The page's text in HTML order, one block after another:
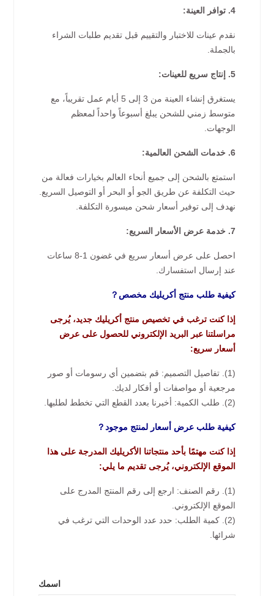
4. توافر العينة:
نقدم عينات للاختبار والتقييم قبل تقديم طلبات الشراء
بالجملة.
5. إنتاج سريع للعينات:
يستغرق إنشاء العينة من 3 إلى 5 أيام عمل تقريباً، مع
متوسط زمني للشحن يبلغ أسبوعاً واحداً لمعظم
الوجهات.
6. خدمات الشحن العالمية:
استمتع بالشحن إلى جميع أنحاء العالم بخيارات فعالة من
حيث التكلفة عن طريق الجو أو البحر أو التوصيل السريع.
نهدف إلى توفير أسعار شحن ميسورة التكلفة.
7. خدمة عرض الأسعار السريع:
احصل على عرض أسعار سريع في غضون 1-8 ساعات
عند إرسال استفسارك.
كيفية طلب منتج أكريليك مخصص？
إذا كنت ترغب في تخصيص منتج أكريليك جديد، يُرجى
مراسلتنا عبر البريد الإلكتروني للحصول على عرض
أسعار سريع:
(1). تفاصيل التصميم: قم بتضمين أي رسومات أو صور
مرجعية أو مواصفات أو أفكار لديك.
(2). طلب الكمية: أخبرنا بعدد القطع التي تخطط لطلبها.
كيفية طلب عرض أسعار لمنتج موجود？
إذا كنت مهتمًا بأحد منتجاتنا الأكريليك المدرجة على هذا
الموقع الإلكتروني، يُرجى تقديم ما يلي:
(1). رقم الصنف: ارجع إلى رقم المنتج المدرج على
الموقع الإلكتروني.
(2). كمية الطلب: حدد عدد الوحدات التي ترغب في
شرائها.
اسمك